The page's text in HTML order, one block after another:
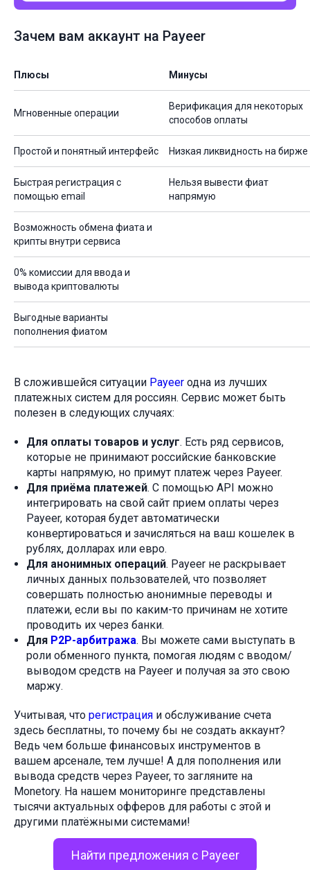
Зачем вам аккаунт на Payeer
Плюсы Минусы
Мгновенные операции
Верификация для некоторых
способов оплаты
Простой и понятный интерфейс Низкая ликвидность на бирже
Быстрая регистрация с
помощью email
Нельзя вывести фиат
напрямую
Возможность обмена фиата и
крипты внутри сервиса
0% комиссии для ввода и
вывода криптовалюты
Выгодные варианты
пополнения фиатом
В сложившейся ситуации Payeer одна из лучших
платежных систем для россиян. Сервис может быть
полезен в следующих случаях:
Для оплаты товаров и услуг. Есть ряд сервисов,
которые не принимают российские банковские
карты напрямую, но примут платеж через Payeer.
Для приёма платежей. С помощью API можно
интегрировать на свой сайт прием оплаты через
Payeer, которая будет автоматически
конвертироваться и зачисляться на ваш кошелек в
рублях, долларах или евро.
Для анонимных операций. Payeer не раскрывает
личных данных пользователей, что позволяет
совершать полностью анонимные переводы и
платежи, если вы по каким-то причинам не хотите
проводить их через банки.
Для P2P-арбитража. Вы можете сами выступать в
роли обменного пункта, помогая людям с вводом/
выводом средств на Payeer и получая за это свою
маржу.
Учитывая, что регистрация и обслуживание счета
здесь бесплатны, то почему бы не создать аккаунт?
Ведь чем больше финансовых инструментов в
вашем арсенале, тем лучше! А для пополнения или
вывода средств через Payeer, то загляните на
Monetory. На нашем мониторинге представлены
тысячи актуальных офферов для работы с этой и
другими платёжными системами!
Найти предложения с Payeer